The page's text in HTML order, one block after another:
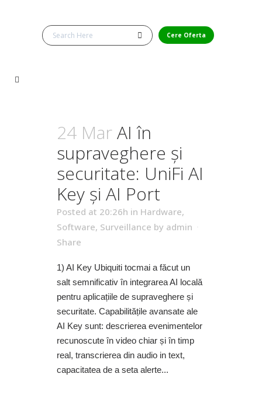
Cere Oferta
24 MarAI în
supraveghere și
securitate: UniFi AI
Key și AI Port
Posted at 20:26h in Hardware,
Software, Surveillance by admin
Share
1) AI Key Ubiquiti tocmai a făcut un
salt semnificativ în integrarea AI locală
pentru aplicațiile de supraveghere și
securitate. Capabilitățile avansate ale
AI Key sunt: descrierea evenimentelor
recunoscute în video chiar și în timp
real, transcrierea din audio in text,
capacitatea de a seta alerte...